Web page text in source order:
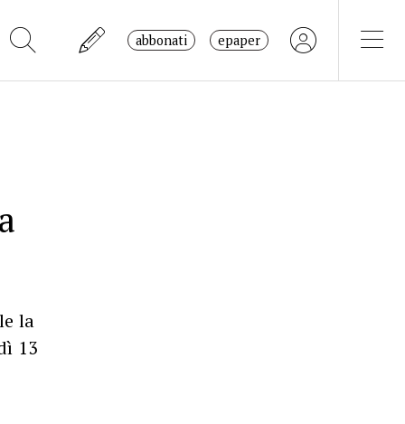
abbonati epaper
la
13